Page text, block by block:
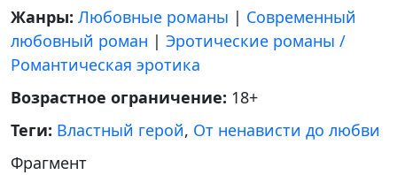
Жанры: Любовные романы | Современный
любовный роман | Эротические романы /
Романтическая эротика
Возрастное ограничение: 18+
Теги: Властный герой, От ненависти до любви
Фрагмент